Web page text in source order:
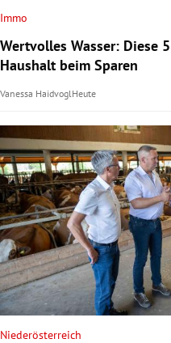
Immo
Wertvolles Wasser: Diese
Haushalt beim Sparen
Vanessa HaidvoglHeute
Niederösterreich